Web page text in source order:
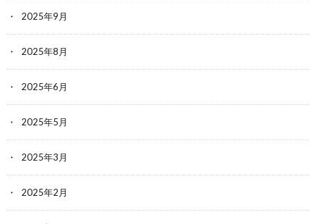
2025年9月
2025年8月
2025年6月
2025年5月
2025年3月
2025年2月